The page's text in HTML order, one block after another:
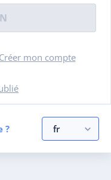
Créer mon compte
? fr